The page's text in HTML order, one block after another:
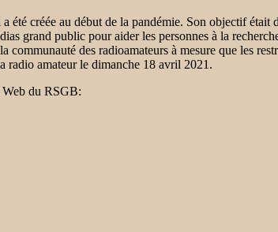
créée au début de la pandémie. Son objectif
grand public pour aider les personnes à la
communauté des radioamateurs à mesure que les
radio amateur le dimanche 18 avril 2021.
du RSGB: